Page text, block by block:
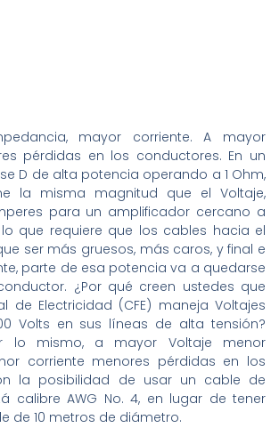
mayor corriente. A mayor
pérdidas en los conductores. En un
D de alta potencia operando a 1 Ohm,
la misma magnitud que el Voltaje,
para un amplificador cercano a
lo que requiere que los cables hacia el
ser más gruesos, más caros, y final e
parte de esa potencia va a quedarse
¿Por qué creen ustedes que
de Electricidad (CFE) maneja Voltajes
Volts en sus líneas de alta tensión?
lo mismo, a mayor Voltaje menor
corriente menores pérdidas en los
la posibilidad de usar un cable de
calibre AWG No. 4, en lugar de tener
de 10 metros de diámetro.